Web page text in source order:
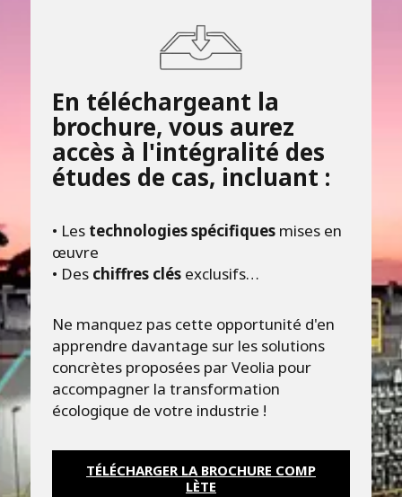
En téléchargeant la
brochure, vous aurez
accès à l'intégralité des
études de cas, incluant :
• Les technologies spécifiques mises en
œuvre
• Des chiffres clés exclusifs…
Ne manquez pas cette opportunité d'en
apprendre davantage sur les solutions
concrètes proposées par Veolia pour
accompagner la transformation
écologique de votre industrie !
TÉLÉCHARGER LA BROCHURE COMP
LÈTE